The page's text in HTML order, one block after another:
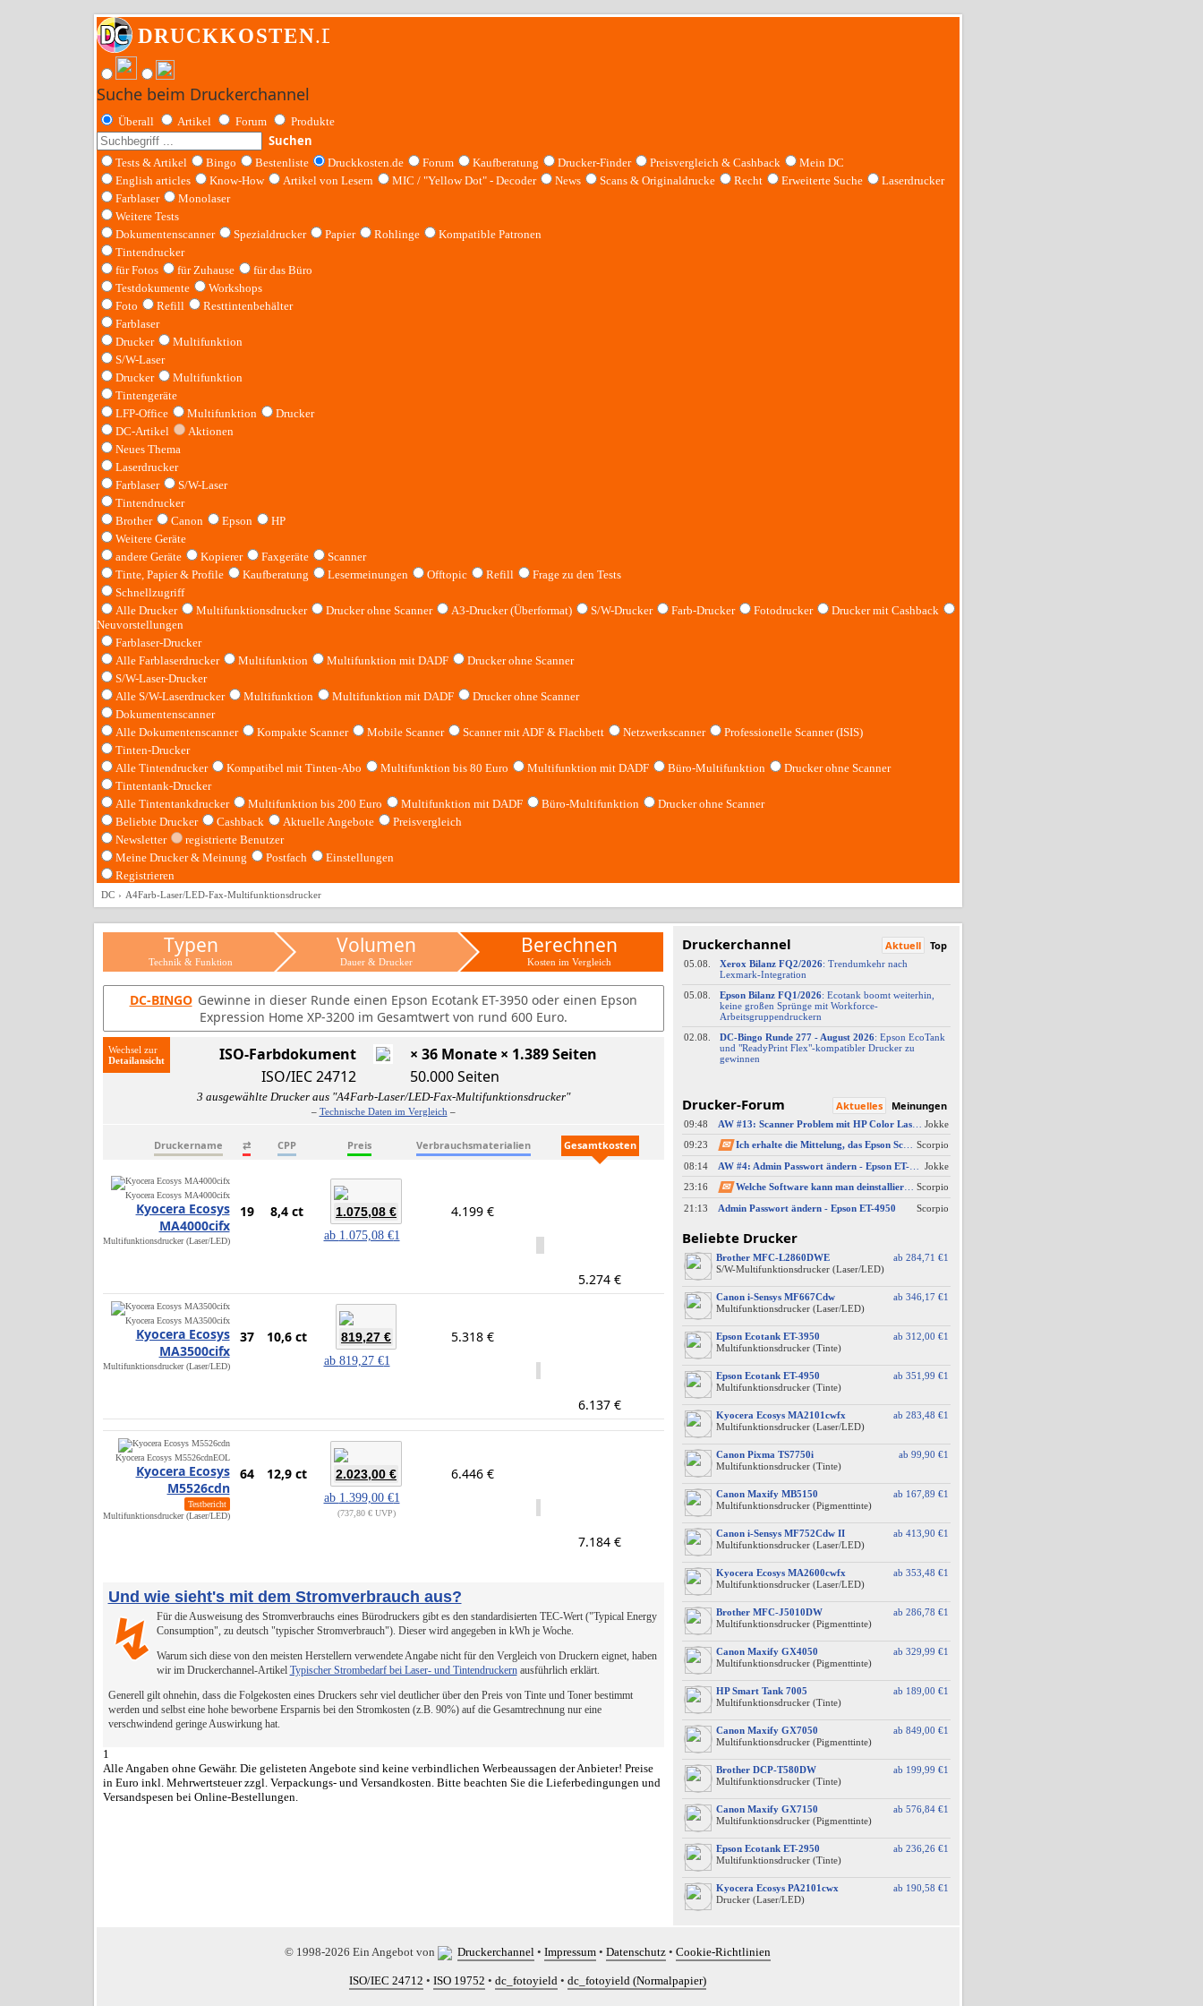
Suche beim Druckerchannel
Überall Artikel Forum Produkte
Suchen
Tests & Artikel Bingo Bestenliste Druckkosten.de Forum Kaufberatung Drucker-Finder Preisvergleich & Cashback
Mein DC
English articles
Know-How Artikel von Lesern MIC / "Yellow Dot" - Decoder News Scans & Originaldrucke Recht Erweiterte Suche
Laserdrucker
Farblaser
Monolaser
Weitere Tests
Dokumentenscanner
Spezialdrucker Papier Rohlinge
Kompatible Patronen
Tintendrucker
für Fotos
für Zuhause
für das Büro
Testdokumente
Workshops
Foto
Refill
Resttintenbehälter
Farblaser
Drucker
Multifunktion
S/W-Laser
Drucker
Multifunktion
Tintengeräte
LFP-Office
Multifunktion
Drucker
DC-Artikel
Aktionen
Neues Thema
Laserdrucker
Farblaser
S/W-Laser
Tintendrucker
Brother
Canon Epson
HP
Weitere Geräte
andere Geräte
Kopierer Faxgeräte
Scanner
Tinte, Papier & Profile
Kaufberatung Lesermeinungen Offtopic Refill
Frage zu den Tests
Schnellzugriff
Alle Drucker
Multifunktionsdrucker Drucker ohne Scanner A3-Drucker (Überformat) S/W-Drucker Farb-Drucker Fotodrucker
Drucker mit Cashback
Neuvorstellungen
Farblaser-Drucker
Alle Farblaserdrucker
Multifunktion Multifunktion mit DADF
Drucker ohne Scanner
S/W-Laser-Drucker
Alle S/W-Laserdrucker
Multifunktion Multifunktion mit DADF
Drucker ohne Scanner
Dokumentenscanner
Alle Dokumentenscanner
Kompakte Scanner Mobile Scanner Scanner mit ADF & Flachbett Netzwerkscanner
Professionelle Scanner (ISIS)
Tinten-Drucker
Alle Tintendrucker
Kompatibel mit Tinten-Abo Multifunktion bis 80 Euro Multifunktion mit DADF Büro-Multifunktion
Drucker ohne Scanner
Tintentank-Drucker
Alle Tintentankdrucker
Multifunktion bis 200 Euro Multifunktion mit DADF Büro-Multifunktion
Drucker ohne Scanner
Beliebte Drucker
Cashback Aktuelle Angebote
Preisvergleich
Newsletter
registrierte Benutzer
Meine Drucker & Meinung
Postfach
Einstellungen
Registrieren
DC A4Farb-Laser/LED-Fax-Multifunktionsdrucker
Typen
Technik & Funktion
Volumen
Dauer & Drucker
Berechnen
Kosten im Vergleich
DC-BINGO Gewinne in dieser Runde einen Epson Ecotank ET-3950 oder einen Epson
Expression Home XP-3200 im Gesamtwert von rund 600 Euro.
Wechsel zur
ISO-Farbdokument
ISO/IEC 24712
× 36 Monate × 1.389 Seiten
50.000 Seiten
3 ausgewählte Drucker aus "A4Farb-Laser/LED-Fax-Multifunktionsdrucker"
– Technische Daten im Vergleich –
Druckername ⇄ CPP Preis Verbrauchsmaterialien Gesamtkosten
Kyocera Ecosys MA4000cifx
Kyocera Ecosys
MA4000cifx
Multifunktionsdrucker (Laser/LED)
19 8,4 ct 1.075,08 €
ab 1.075,08 €1
4.199 €
5.274 €
Kyocera Ecosys MA3500cifx
Kyocera Ecosys
MA3500cifx
Multifunktionsdrucker (Laser/LED)
37 10,6 ct 819,27 €
ab 819,27 €1
5.318 €
6.137 €
Kyocera Ecosys M5526cdnEOL
Kyocera Ecosys
M5526cdn
Testbericht
Multifunktionsdrucker (Laser/LED)
64 12,9 ct 2.023,00 €
ab 1.399,00 €1
737,80 € UVP
6.446 €
7.184 €
Und wie sieht's mit dem Stromverbrauch aus?
↯
Für die Ausweisung des Stromverbrauchs eines Bürodruckers gibt es den standardisierten TEC-Wert ("Typical Energy
Consumption", zu deutsch "typischer Stromverbrauch"). Dieser wird angegeben in kWh je Woche.
Warum sich diese von den meisten Herstellern verwendete Angabe nicht für den Vergleich von Druckern eignet, haben
wir im Druckerchannel-Artikel Typischer Strombedarf bei Laser- und Tintendruckernausführlich erklärt.
Generell gilt ohnehin, dass die Folgekosten eines Druckers sehr viel deutlicher über den Preis von Tinte und Toner bestimmt
werden und selbst eine hohe beworbene Ersparnis bei den Stromkosten (z.B. 90%) auf die Gesamtrechnung nur eine
verschwindend geringe Auswirkung hat.
1
Alle Angaben ohne Gewähr. Die gelisteten Angebote sind keine verbindlichen Werbeaussagen der Anbieter! Preise
in Euro inkl. Mehrwertsteuer zzgl. Verpackungs- und Versandkosten. Bitte beachten Sie die Lieferbedingungen und
Versandspesen bei Online-Bestellungen.
Druckerchannel Aktuell Top
05.08. Xerox Bilanz FQ2/2026: Trendumkehr nach
Lexmark-​Integration
05.08.
Epson Bilanz FQ1/2026: Ecotank boomt weiterhin,
keine großen Sprünge mit Workforce-​
Arbeitsgruppendruckern
02.08.
DC-​Bingo Runde 277 -​ August 2026: Epson EcoTank
und "ReadyPrint Flex"-​kompatibler Drucker zu
gewinnen
Drucker-Forum Aktuelles Meinungen
09:48 AW #13: Scanner Problem mit HP Color Laserjet Pro MFP M479fdw
Jokke
09:23
✉ Ich erhalte die Mittelung, das Epson Scanner Monitor demnächst nicht mehr vom Mac unterstützt wird
Scorpio
08:14
AW #4: Admin Passwort ändern - Epson ET-4950
Jokke
23:16
✉ Welche Software kann man deinstallieren - welche ich zwingend erforderlich
Scorpio
21:13
Admin Passwort ändern - Epson ET-4950 Scorpio
Beliebte Drucker
ab 284,71 €1
Brother MFC-L2860DWE
S/W-Multifunktionsdrucker (Laser/LED)
ab 346,17 €1
Canon i-Sensys MF667Cdw
Multifunktionsdrucker (Laser/LED)
ab 312,00 €1
Epson Ecotank ET-3950
Multifunktionsdrucker (Tinte)
ab 351,99 €1
Epson Ecotank ET-4950
Multifunktionsdrucker (Tinte)
ab 283,48 €1
Kyocera Ecosys MA2101cwfx
Multifunktionsdrucker (Laser/LED)
ab 99,90 €1
Canon Pixma TS7750i
Multifunktionsdrucker (Tinte)
ab 167,89 €1
Canon Maxify MB5150
Multifunktionsdrucker (Pigmenttinte)
ab 413,90 €1
Canon i-Sensys MF752Cdw II
Multifunktionsdrucker (Laser/LED)
ab 353,48 €1
Kyocera Ecosys MA2600cwfx
Multifunktionsdrucker (Laser/LED)
ab 286,78 €1
Brother MFC-J5010DW
Multifunktionsdrucker (Pigmenttinte)
ab 329,99 €1
Canon Maxify GX4050
Multifunktionsdrucker (Pigmenttinte)
ab 189,00 €1
HP Smart Tank 7005
Multifunktionsdrucker (Tinte)
ab 849,00 €1
Canon Maxify GX7050
Multifunktionsdrucker (Pigmenttinte)
ab 199,99 €1
Brother DCP-T580DW
Multifunktionsdrucker (Tinte)
ab 576,84 €1
Canon Maxify GX7150
Multifunktionsdrucker (Pigmenttinte)
ab 236,26 €1
Epson Ecotank ET-2950
Multifunktionsdrucker (Tinte)
ab 190,58 €1
Kyocera Ecosys PA2101cwx
Drucker (Laser/LED)
© 1998-2026 Ein Angebot von Druckerchannel • Impressum • Datenschutz • Cookie-Richtlinien
ISO/IEC 24712 • ISO 19752 • dc_fotoyield • dc_fotoyield (Normalpapier)